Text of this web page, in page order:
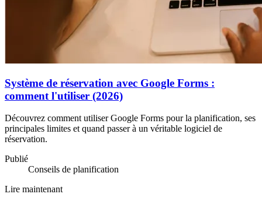
Système de réservation avec Google Forms :
comment l'utiliser (2026)
Découvrez comment utiliser Google Forms pour la planification, ses
principales limites et quand passer à un véritable logiciel de
réservation.
Publié
Conseils de planification
Lire maintenant